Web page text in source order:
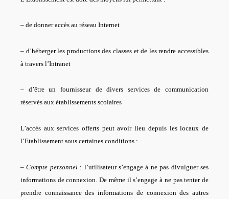
– de donner accès au réseau Internet
– d’héberger les productions des classes et de les rendre accessibles
à travers l’Intranet
– d’être un fournisseur de divers services de communication
réservés aux établissements scolaires
L’accès aux services offerts peut avoir lieu depuis les locaux de
l’Etablissement sous certaines conditions :
–Compte personnel: l’utilisateur s’engage à ne pas divulguer ses
informations de connexion. De même il s’engage à ne pas tenter de
prendre connaissance des informations de connexion des autres